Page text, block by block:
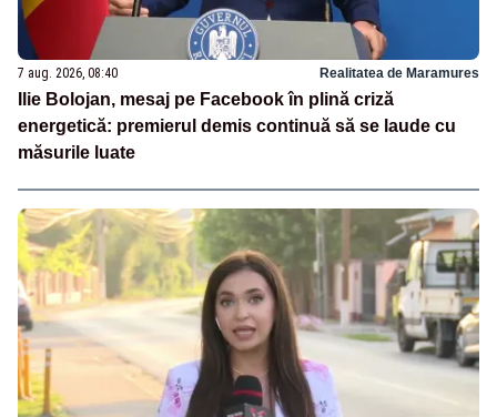
7 aug. 2026, 08:40 Realitatea de Maramures
Ilie Bolojan, mesaj pe Facebook în plină criză
energetică: premierul demis continuă să se laude cu
măsurile luate